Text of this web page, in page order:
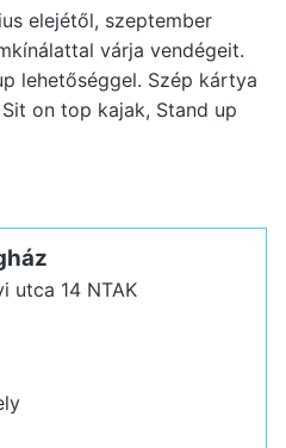
elejétől, szeptember
várja vendégeit.
lehetőséggel. Szép kártya
on top kajak, Stand up
utca 14 NTAK